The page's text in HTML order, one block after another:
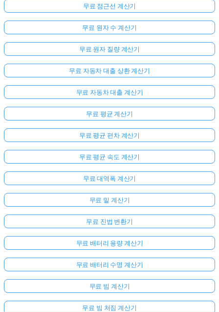
무료 점근선 계산기
무료 원자 수 계산기
무료 원자 질량 계산기
무료 자동차 대출 상환 계산기
무료 자동차 대출 계산기
무료 평균 계산기
무료 평균 편차 계산기
무료 평균 속도 계산기
무료 대역폭 계산기
무료 밑 계산기
무료 진법 변환기
무료 배터리 용량 계산기
무료 배터리 수명 계산기
무료 빔 계산기
무료 빔 처짐 계산기